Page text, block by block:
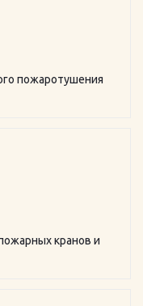
пожаротушения
кранов и